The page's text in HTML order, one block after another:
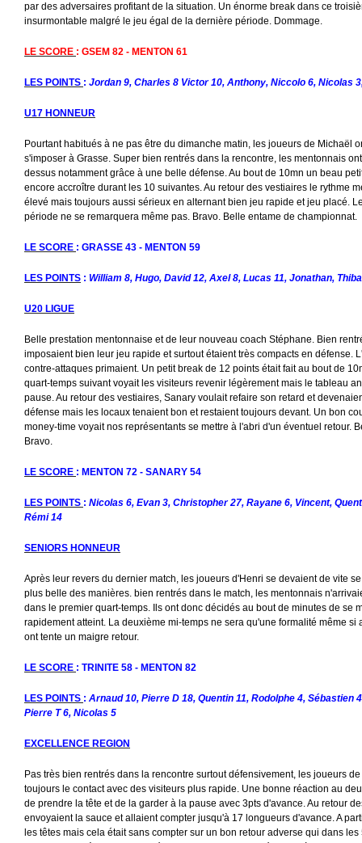
par des adversaires profitant de la situation. Un énorme break dans ce
insurmontable malgré le jeu égal de la dernière période. Dommage.
LE SCORE : GSEM 82 - MENTON 61
LES POINTS : Jordan 9, Charles 8 Victor 10, Anthony, Niccolo 6, Nicolas
U17 HONNEUR
Pourtant habitués à ne pas être du dimanche matin, les joueurs de Michaël
s'imposer à Grasse. Super bien rentrés dans la rencontre, les mentonnais
dessus notamment grâce à une belle défense. Au bout de 10mn un beau
encore accroître durant les 10 suivantes. Au retour des vestiaires le rythme
élevé mais toujours aussi sérieux en alternant bien jeu rapide et jeu placé.
période ne se remarquera même pas. Bravo. Belle entame de championnat.
LE SCORE : GRASSE 43 - MENTON 59
LES POINTS : William 8, Hugo, David 12, Axel 8, Lucas 11, Jonathan,
U20 LIGUE
Belle prestation mentonnaise et de leur nouveau coach Stéphane. Bien
imposaient bien leur jeu rapide et surtout étaient très compacts en défense.
contre-attaques primaient. Un petit break de 12 points était fait au bout de
quart-temps suivant voyait les visiteurs revenir légèrement mais le tableau
pause. Au retour des vestiaires, Sanary voulait refaire son retard et
défense mais les locaux tenaient bon et restaient toujours devant. Un bon
money-time voyait nos représentants se mettre à l'abri d'un éventuel retour.
Bravo.
LE SCORE : MENTON 72 - SANARY 54
LES POINTS : Nicolas 6, Evan 3, Christopher 27, Rayane 6, Vincent,
Rémi 14
SENIORS HONNEUR
Après leur revers du dernier match, les joueurs d'Henri se devaient de vite
plus belle des manières. bien rentrés dans le match, les mentonnais
dans le premier quart-temps. Ils ont donc décidés au bout de minutes de se
rapidement atteint. La deuxième mi-temps ne sera qu'une formalité même si
ont tente un maigre retour.
LE SCORE : TRINITE 58 - MENTON 82
LES POINTS : Arnaud 10, Pierre D 18, Quentin 11, Rodolphe 4, Sébastien
Pierre T 6, Nicolas 5
EXCELLENCE REGION
Pas très bien rentrés dans la rencontre surtout défensivement, les joueurs
toujours le contact avec des visiteurs plus rapide. Une bonne réaction au
de prendre la tête et de la garder à la pause avec 3pts d'avance. Au retour
envoyaient la sauce et allaient compter jusqu'à 17 longueurs d'avance. A
les têtes mais cela était sans compter sur un bon retour adverse qui dans